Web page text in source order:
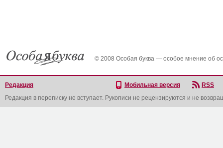
© 2008 Особая буква — особое мнение об
Редакция Мобильная версия
RSS
Редакция в переписку не вступает. Рукописи не рецензируются и не